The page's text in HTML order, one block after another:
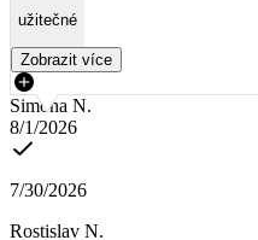
užitečné
Zobrazit více
Simona N.
8/1/2026
7/30/2026
Rostislav N.